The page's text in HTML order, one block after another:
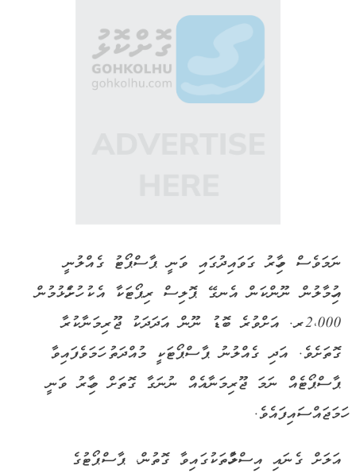
ނަމަވެސް މިހާރު ގަވައިދުގައި ވަނީ ޕާސްޕޯޓު ގެއްލުނީ
އިހުމާލުން ނޫންކަން އެނގޭ ޕޮލިސް ރިޕޯޓަކާ އެކު ހުށަހެޅުމުން
2،000ރ. އަށްވުރެ ބޮޑު ނޫން އަދަދަކު ޖޫރިމަނާކުރާ
ގޮތަށެވެ. އަދި ގެއްލުނު ޕާސްޕޯޓަކީ މުއްދަތު ހަމަވެފައިވާ
ޕާސްޕޯޓެއް ނަމަ ޖޫރިމަނާއެއް ނުނަގާ ގޮތަށް މިހާރު ވަނީ
ހަމަޖައްސައިފައެވެ.
އަލަށް ގެނައި އިސްލާހުތަކުގައިވާ ގޮތުން، ޕާސްޕޯޓުގެ